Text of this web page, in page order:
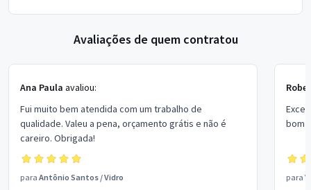
Avaliações de quem contratou
Ana Paula avaliou:
Fui muito bem atendida com um trabalho de
qualidade. Valeu a pena, orçamento grátis e não é
careiro. Obrigada!
para Antônio Santos /Vidro
bom
para